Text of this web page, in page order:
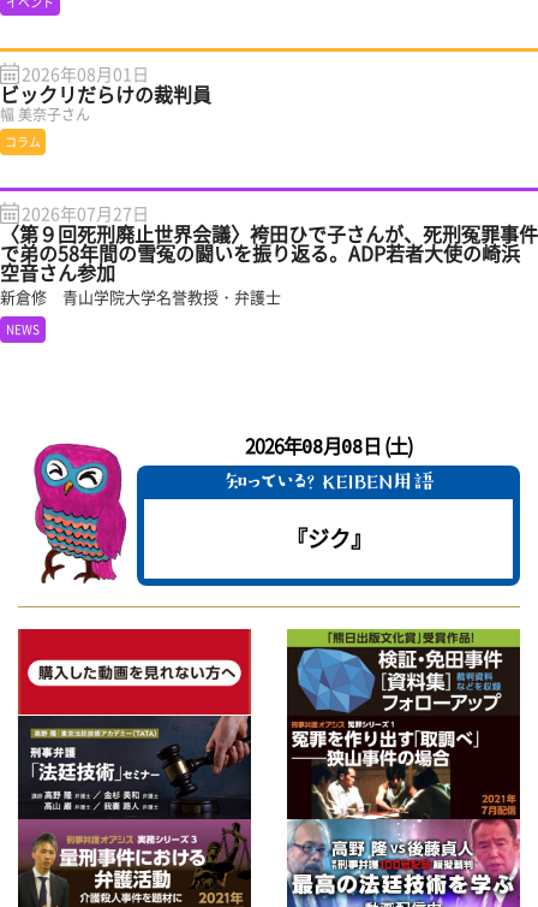
2026年08月01日
ビックリだらけの裁判員
幅 美奈子さん
コラム
2026年07月27日
〈第９回死刑廃止世界会議〉袴田ひで子さんが、死刑冤罪事件
で弟の58年間の雪冤の闘いを振り返る。ADP若者大使の崎浜
空音さん参加
新倉修 青山学院大学名誉教授・弁護士
NEWS
2026年08月08日 (土)
『ジク』